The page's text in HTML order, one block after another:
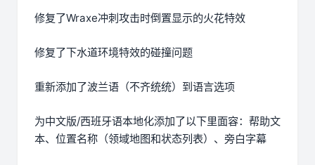
修复了Wraxe冲刺攻击时倒置显示的火花特效
修复了下水道环境特效的碰撞问题
重新添加了波兰语（不齐统统）到语言选项
为中文版/西班牙语本地化添加了以下里面容：帮助文
本、位置名称（领域地图和状态列表）、旁白字幕